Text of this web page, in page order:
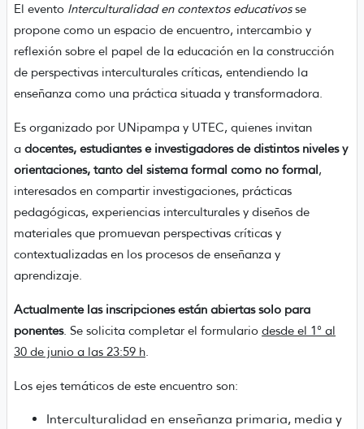
El evento Interculturalidad en contextos educativos se
propone como un espacio de encuentro, intercambio y
reflexión sobre el papel de la educación en la construcción
de perspectivas interculturales críticas, entendiendo la
enseñanza como una práctica situada y transformadora.
Es organizado por UNipampa y UTEC, quienes invitan
a docentes, estudiantes e investigadores de distintos niveles y
orientaciones, tanto del sistema formal como no formal,
interesados en compartir investigaciones, prácticas
pedagógicas, experiencias interculturales y diseños de
materiales que promuevan perspectivas críticas y
contextualizadas en los procesos de enseñanza y
aprendizaje.
Actualmente las inscripciones están abiertas solo para
ponentes. Se solicita completar el formulario desde el 1° al
30 de junio a las 23:59 h.
Los ejes temáticos de este encuentro son:
Interculturalidad en enseñanza primaria, media y